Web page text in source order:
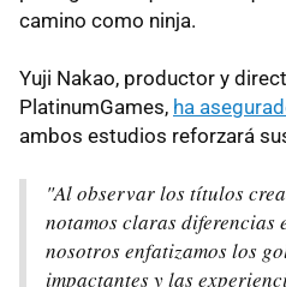
camino como ninja.
Yuji Nakao, productor y
PlatinumGames, ha
ambos estudios reforzará
"Al observar los títulos
notamos claras diferencias
nosotros enfatizamos los
impactantes y las